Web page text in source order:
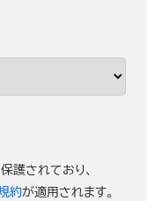
護されており、
約が適用されます。